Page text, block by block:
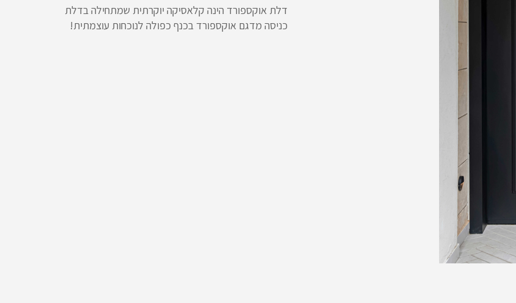
דלת אוקספורד הינה קלאסיקה יוקרתית שמתחילה בדלת
כניסה מדגם אוקספורד בכנף כפולה לנוכחות עוצמתית!